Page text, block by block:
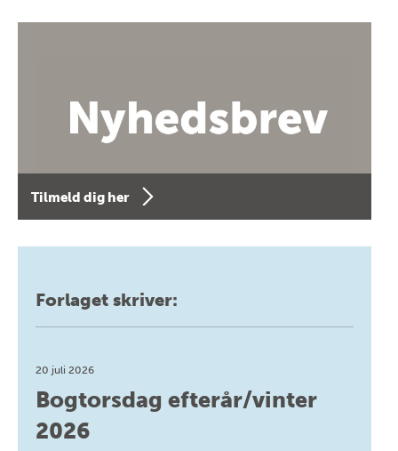
Tilmeld dig her
Forlaget skriver:
20 juli 2026
Bogtorsdag efterår/vinter
2026